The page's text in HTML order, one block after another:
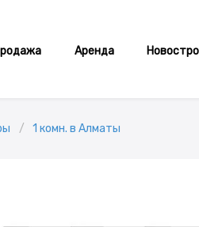
Аренда
1 комн. в Алматы